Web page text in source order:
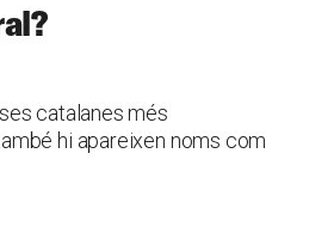
catalanes més
hi apareixen noms com